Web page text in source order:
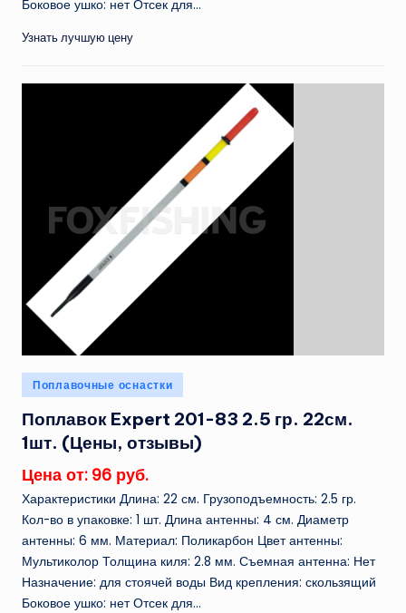
Боковое ушко: нет Отсек для...
Узнать лучшую цену
Опубликовано
в
Поплавочные оснастки
Поплавок Expert 201-83 2.5 гр. 22см.
1шт. (Цены, отзывы)
Цена от: 96 руб.
Характеристики Длина: 22 см. Грузоподъемность: 2.5 гр.
Кол-во в упаковке: 1 шт. Длина антенны: 4 см. Диаметр
антенны: 6 мм. Материал: Поликарбон Цвет антенны:
Мультиколор Толщина киля: 2.8 мм. Съемная антенна: Нет
Назначение: для стоячей воды Вид крепления: скользящий
Боковое ушко: нет Отсек для...